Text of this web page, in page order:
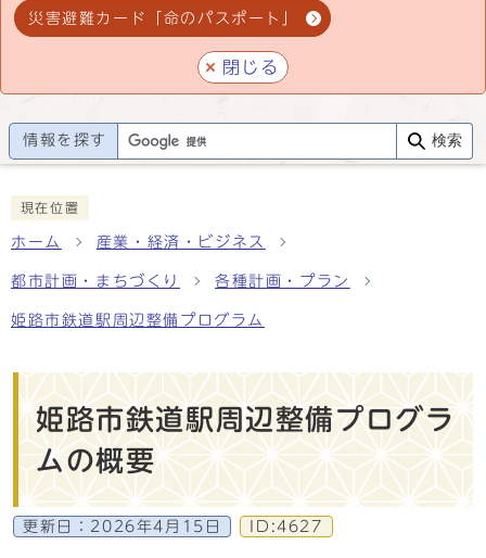
災害避難カード「命のパスポート」
閉じる
情報を探す 検索
現在位置
ホーム 産業・経済・ビジネス
都市計画・まちづくり 各種計画・プラン
姫路市鉄道駅周辺整備プログラム
姫路市鉄道駅周辺整備プログラ
ムの概要
更新日： 2026年4月15日 ID:4627